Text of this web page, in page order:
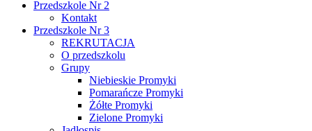
Przedszkole Nr 2
Kontakt
Przedszkole Nr 3
REKRUTACJA
O przedszkolu
Grupy
Niebieskie Promyki
Pomarańcze Promyki
Żółte Promyki
Zielone Promyki